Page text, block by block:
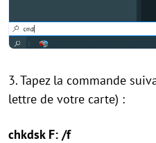
3. Tapez la commande
lettre de votre carte) :
chkdsk F: /f